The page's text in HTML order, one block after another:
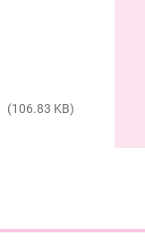
(106.83 KB)